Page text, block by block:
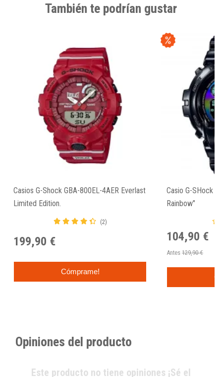
También te podrían gustar
Casios G-Shock GBA-800EL-4AER Everlast
Limited Edition.
(2)
199,90 €
Cómprame!
Casio G-SHock
Rainbow"
104,90 €
Antes 129,90 €
Opiniones del producto
Este producto no tiene opiniones ¡Sé el